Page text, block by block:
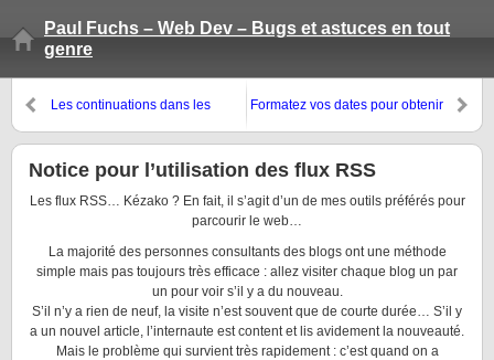
Paul Fuchs – Web Dev – Bugs et astuces en tout
genre
Les continuations dans les
Formatez vos dates pour obtenir
Notice pour l’utilisation des flux RSS
Les flux RSS… Kézako ? En fait, il s’agit d’un de mes outils préférés pour
parcourir le web…
La majorité des personnes consultants des blogs ont une méthode
simple mais pas toujours très efficace : allez visiter chaque blog un par
un pour voir s’il y a du nouveau.
S’il n’y a rien de neuf, la visite n’est souvent que de courte durée… S’il y
a un nouvel article, l’internaute est content et lis avidement la nouveauté.
Mais le problème qui survient très rapidement : c’est quand on a